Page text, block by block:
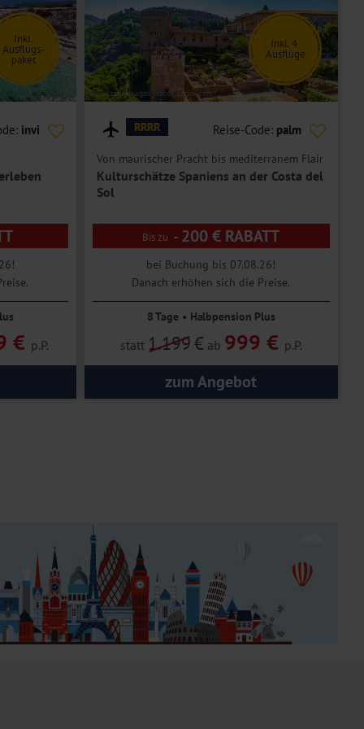
Inkl.
Ausflugs-
paket
invi
€ p.P.
© Takashi Images - stock.adobe.com
Inkl. 4
Ausflüge
RRRR Reise-Code: palm
Von maurischer Pracht bis mediterranem Flair
Kulturschätze Spaniens an der Costa del
Sol
- 200 € RABATT
bei Buchung bis 07.08.26!
Danach erhöhen sich die Preise.
8 Tage • Halbpension Plus
statt 1.199€ ab 999 € p.P.
zum Angebot